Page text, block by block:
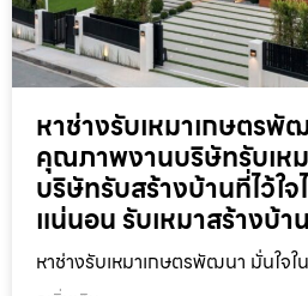
หาช่างรับเหมาเกษตรพั
คุณภาพงานบริษัทรับเห
บริษัทรับสร้างบ้านที่ไว้ใจ
แน่นอน รับเหมาสร้างบ้
หาช่างรับเหมาเกษตรพัฒนา มั่นใจ